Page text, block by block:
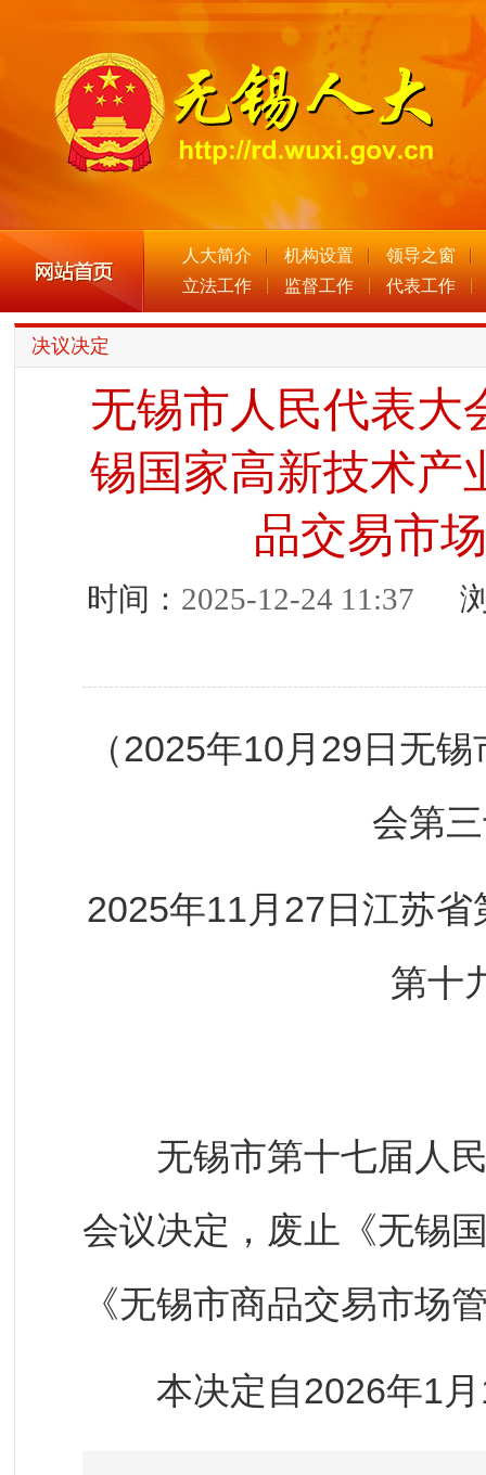
人大简介 机构设置
领导之窗
立法工作
监督工作 代表工作
决议决定
无锡市人民代表大
锡国家高新技术产
品交易市
时间： 2025-12-24 11:37 浏
（2025年10月29日无
会第
2025年11月27日江苏
第十
无锡市第十七届人民
会议决定，废止《无锡
《无锡市商品交易市场
本决定自2026年1月